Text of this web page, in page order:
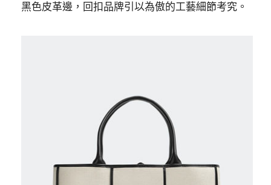
黑色皮革邊，回扣品牌引以為傲的工藝細節考究。